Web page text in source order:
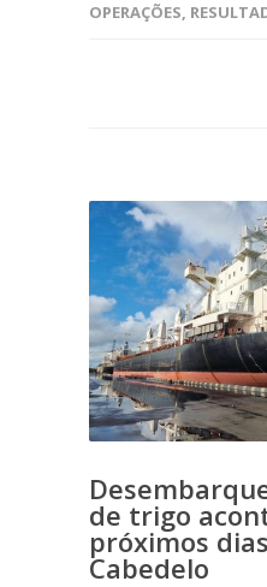
OPERAÇÕES,
de trigo
próximos
Cabedelo